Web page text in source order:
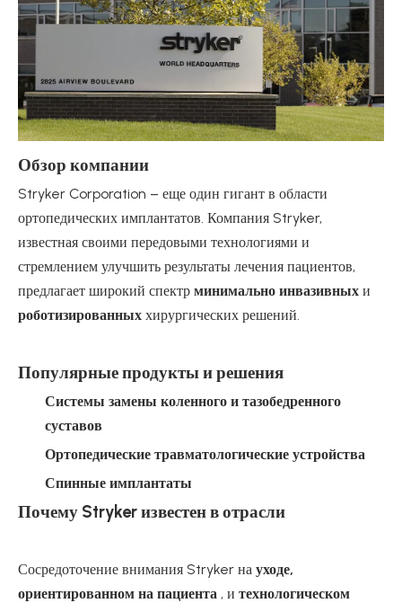
Обзор компании
Stryker Corporation – еще один гигант в области
ортопедических имплантатов. Компания Stryker,
известная своими передовыми технологиями и
стремлением улучшить результаты лечения пациентов,
предлагает широкий спектр минимально инвазивных и
роботизированных хирургических решений.
Популярные продукты и решения
Системы замены коленного и тазобедренного
суставов
Ортопедические травматологические устройства
Спинные имплантаты
Почему Stryker известен в отрасли
Сосредоточение внимания Stryker на уходе,
ориентированном на пациента , и технологическом